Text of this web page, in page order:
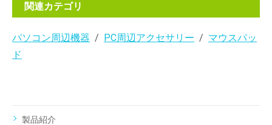
関連カテゴリ
パソコン周辺機器 PC周辺アクセサリー
マウスパッ
ド
製品紹介